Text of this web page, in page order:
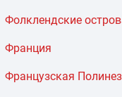
Фолклендские
Франция
Французская